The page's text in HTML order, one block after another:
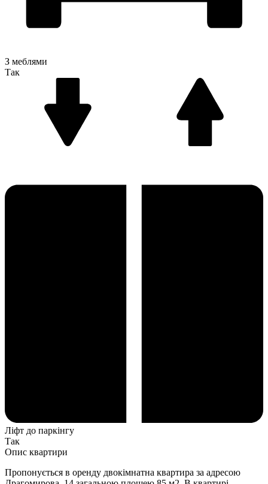
З меблями
Так
Ліфт до паркінгу
Так
Опис квартири
Пропонується в оренду двокімнатна квартира за адресою